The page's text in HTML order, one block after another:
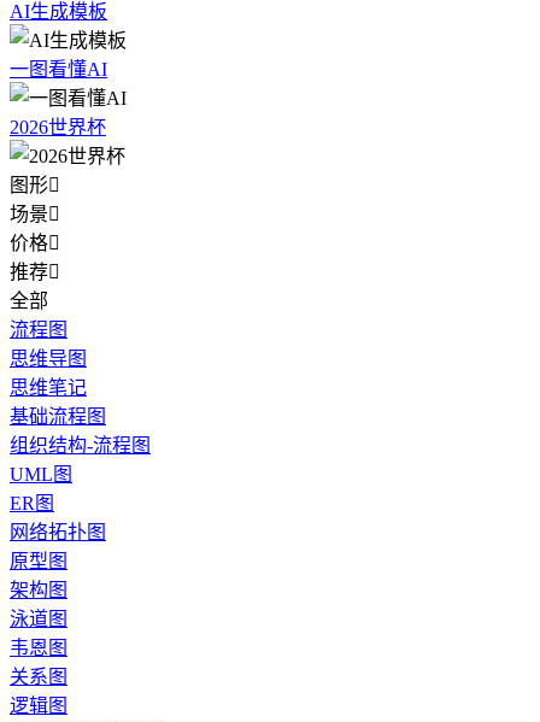
AI生成模板
一图看懂AI
2026世界杯
图形
场景
价格
推荐
全部
流程图
思维导图
思维笔记
基础流程图
组织结构-流程图
UML图
ER图
网络拓扑图
原型图
架构图
泳道图
韦恩图
关系图
逻辑图